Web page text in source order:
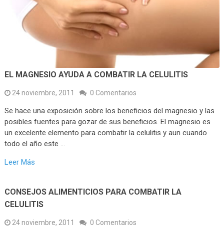
EL MAGNESIO AYUDA A COMBATIR LA CELULITIS
24 noviembre, 2011 0 Comentarios
Se hace una exposición sobre los beneficios del magnesio y las
posibles fuentes para gozar de sus beneficios. El magnesio es
un excelente elemento para combatir la celulitis y aun cuando
todo el año este …
Leer Más
CONSEJOS ALIMENTICIOS PARA COMBATIR LA
CELULITIS
24 noviembre, 2011 0 Comentarios